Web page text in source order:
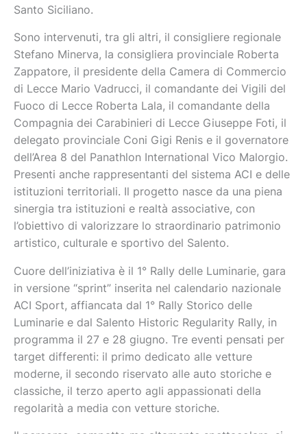
Santo Siciliano.
Sono intervenuti, tra gli altri, il consigliere regionale
Stefano Minerva, la consigliera provinciale Roberta
Zappatore, il presidente della Camera di Commercio
di Lecce Mario Vadrucci, il comandante dei Vigili del
Fuoco di Lecce Roberta Lala, il comandante della
Compagnia dei Carabinieri di Lecce Giuseppe Foti, il
delegato provinciale Coni Gigi Renis e il governatore
dell’Area 8 del Panathlon International Vico Malorgio.
Presenti anche rappresentanti del sistema ACI e delle
istituzioni territoriali. Il progetto nasce da una piena
sinergia tra istituzioni e realtà associative, con
l’obiettivo di valorizzare lo straordinario patrimonio
artistico, culturale e sportivo del Salento.
Cuore dell’iniziativa è il 1° Rally delle Luminarie, gara
in versione “sprint” inserita nel calendario nazionale
ACI Sport, affiancata dal 1° Rally Storico delle
Luminarie e dal Salento Historic Regularity Rally, in
programma il 27 e 28 giugno. Tre eventi pensati per
target differenti: il primo dedicato alle vetture
moderne, il secondo riservato alle auto storiche e
classiche, il terzo aperto agli appassionati della
regolarità a media con vetture storiche.